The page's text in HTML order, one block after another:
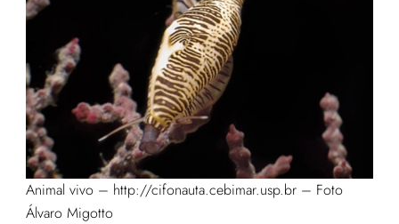
Animal vivo – http://cifonauta.cebimar.usp.br – Foto
Álvaro Migotto